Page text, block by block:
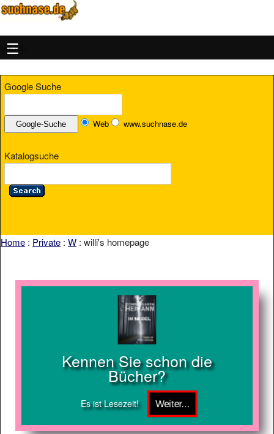
MENU
Google Suche
Web www.suchnase.de
Katalogsuche
Home : Private : W : willi's homepage
Kennen Sie schon die
Bücher?
Es ist Lesezeit!